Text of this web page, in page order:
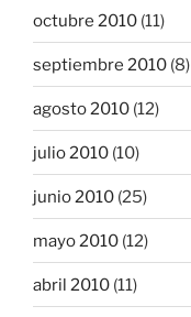
octubre 2010 (11)
septiembre 2010 (8)
agosto 2010 (12)
julio 2010 (10)
junio 2010 (25)
mayo 2010 (12)
abril 2010 (11)